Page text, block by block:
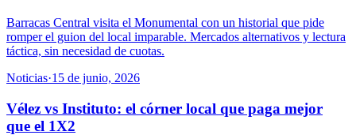
Barracas Central visita el Monumental con un historial que pide
romper el guion del local imparable. Mercados alternativos y lectura
táctica, sin necesidad de cuotas.
Noticias·15 de junio, 2026
Vélez vs Instituto: el córner local que paga mejor
que el 1X2